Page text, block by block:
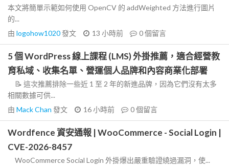
本文將簡單示範如何使用 OpenCV 的 addWeighted 方法進行圖片
的...
由 logohow1020發文 13 小時前 0個留言
5 個 WordPress 線上課程 (LMS) 外掛推薦，適合經營教
育私域、收集名單、營運個人品牌和內容商業化部署
📝 這次推薦排除一些近 1 至 2 年的新進品牌，因為它們沒有太多
相關數據可供...
由 Mack Chan 發文 16 小時前 0個留言
Wordfence 資安通報 | WooCommerce - Social Login |
CVE-2026-8457
WooCommerce Social Login 外掛爆出嚴重驗證繞過漏洞，使...